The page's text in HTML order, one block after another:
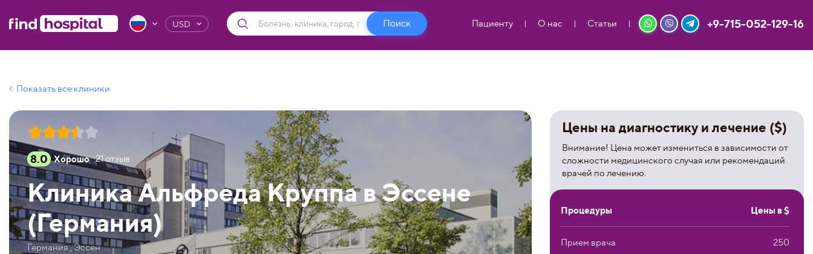
USD Пациенту О нас Статьи +9-715-052-129-16
Показать все клиники
Цены на диагностику и лечение ($)
Внимание! Цена может измениться в зависимости от
сложности медицинского случая или рекомендаций
врачей по лечению.
Процедуры Цены в $
Прием врача 250
8.0 Хорошо 21отзыв
Клиника Альфреда Круппа в Эссене
(Германия)
Германия , Эссен